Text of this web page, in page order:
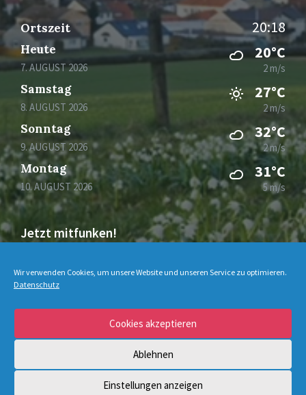
Wir verwenden Cookies, um unsere Website und unseren Service zu optimieren.
Datenschutz
Cookies akzeptieren
Ablehnen
Einstellungen anzeigen
Ortszeit 20:18
Heute
7. AUGUST 2026
20°C
2 m/s
Samstag
8. AUGUST 2026
27°C
2 m/s
Sonntag
9. AUGUST 2026
32°C
2 m/s
Montag
10. AUGUST 2026
31°C
5 m/s
Jetzt mitfunken!
Bleiben Sie auch unterwegs immer auf dem
Laufenden mit DorfFunk!
Jetzt laden für iOS & Android
© 2026 Schmechten